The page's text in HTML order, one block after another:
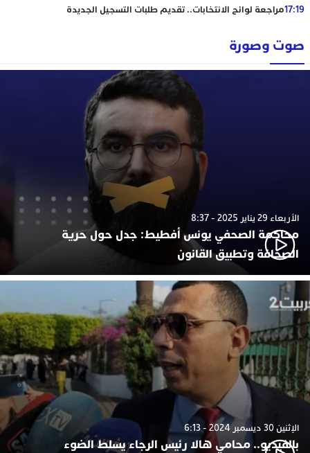
17:19مراجعة لوائح الانتخابات.. تقديم طلبات التسجيل الجديدة
صوت وصورة
الأربعاء 29 يناير 2025 - 8:37
محاكمة الصحفي يونس أفطيط: جدل حول حرية
الصحافة وتطبيق القانون
الإثنين 30 ديسمبر 2024 - 6:13
بالفيديو.. محامي هالا رئيس الرجاء يسلط الضوء